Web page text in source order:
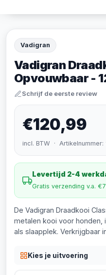
Vadigran
Vadigran
Opvouwbaar -
Schrijf de eerste review
€120,99
incl. BTW · Artikelnummer:
Levertijd 2-4
Gratis verzending v.a.
De Vadigran Draadkooi
metalen kooi voor honden,
als slaapplek. Verkrijgbaar
Kies je uitvoering